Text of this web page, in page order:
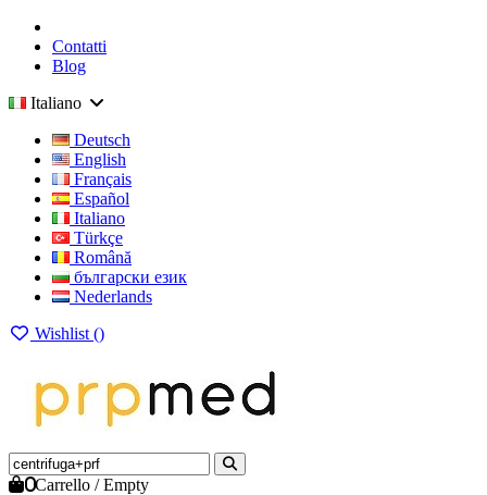
Contatti
Blog
Italiano
Deutsch
English
Français
Español
Italiano
Türkçe
Română
български език
Nederlands
Wishlist ()
0Carrello /Empty